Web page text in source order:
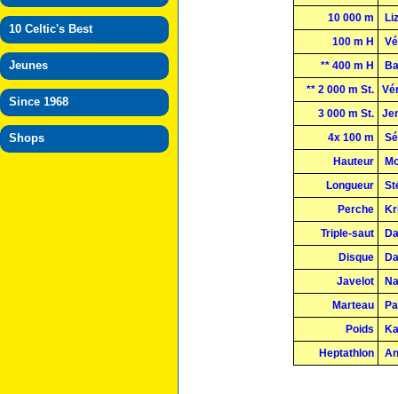
10 Celtic's Best
Jeunes
Since 1968
Shops
10 000 m
Liz
100 m H
** 400 m H
** 2 000 m St.
3 000 m St.
4x 100 m
Hauteur
Longueur
Perche
Triple-saut
Disque
Javelot
Marteau
Poids
Heptathlon